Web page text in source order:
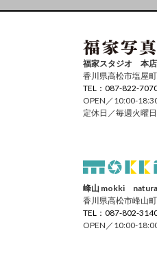
福家スタジオ 本店
香川県高松市塩屋
TEL：087-822-
OPEN／10:00-
定休日／毎週火曜
峰山 mokki
香川県高松市峰山
TEL：087-802-
OPEN／10:00-